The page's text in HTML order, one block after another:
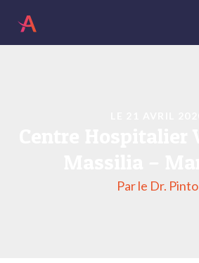
Par le Dr. Pinto